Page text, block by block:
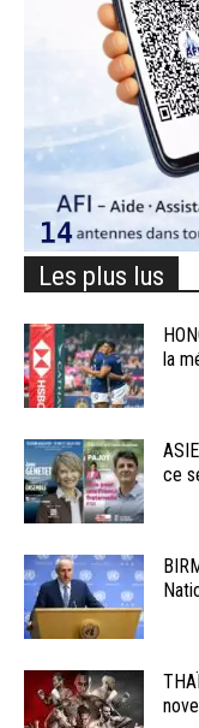
Les plus lus
la
ce